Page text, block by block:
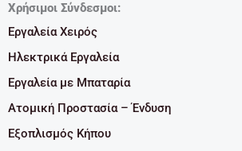
Χρήσιμοι Σύνδεσμοι:
Εργαλεία Χειρός
Ηλεκτρικά Εργαλεία
Εργαλεία με Μπαταρία
Ατομική Προστασία – Ένδυση
Εξοπλισμός Κήπου